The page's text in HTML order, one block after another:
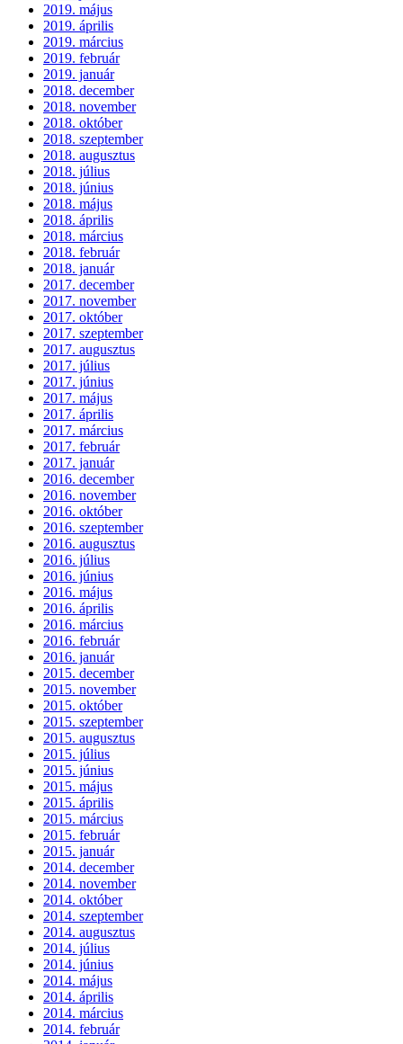
2019. május
2019. április
2019. március
2019. február
2019. január
2018. december
2018. november
2018. október
2018. szeptember
2018. augusztus
2018. július
2018. június
2018. május
2018. április
2018. március
2018. február
2018. január
2017. december
2017. november
2017. október
2017. szeptember
2017. augusztus
2017. július
2017. június
2017. május
2017. április
2017. március
2017. február
2017. január
2016. december
2016. november
2016. október
2016. szeptember
2016. augusztus
2016. július
2016. június
2016. május
2016. április
2016. március
2016. február
2016. január
2015. december
2015. november
2015. október
2015. szeptember
2015. augusztus
2015. július
2015. június
2015. május
2015. április
2015. március
2015. február
2015. január
2014. december
2014. november
2014. október
2014. szeptember
2014. augusztus
2014. július
2014. június
2014. május
2014. április
2014. március
2014. február